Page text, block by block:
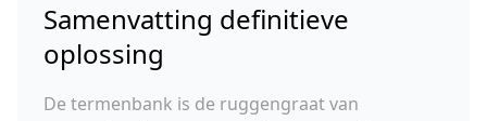
Samenvatting definitieve
oplossing
De termenbank is de ruggengraat van